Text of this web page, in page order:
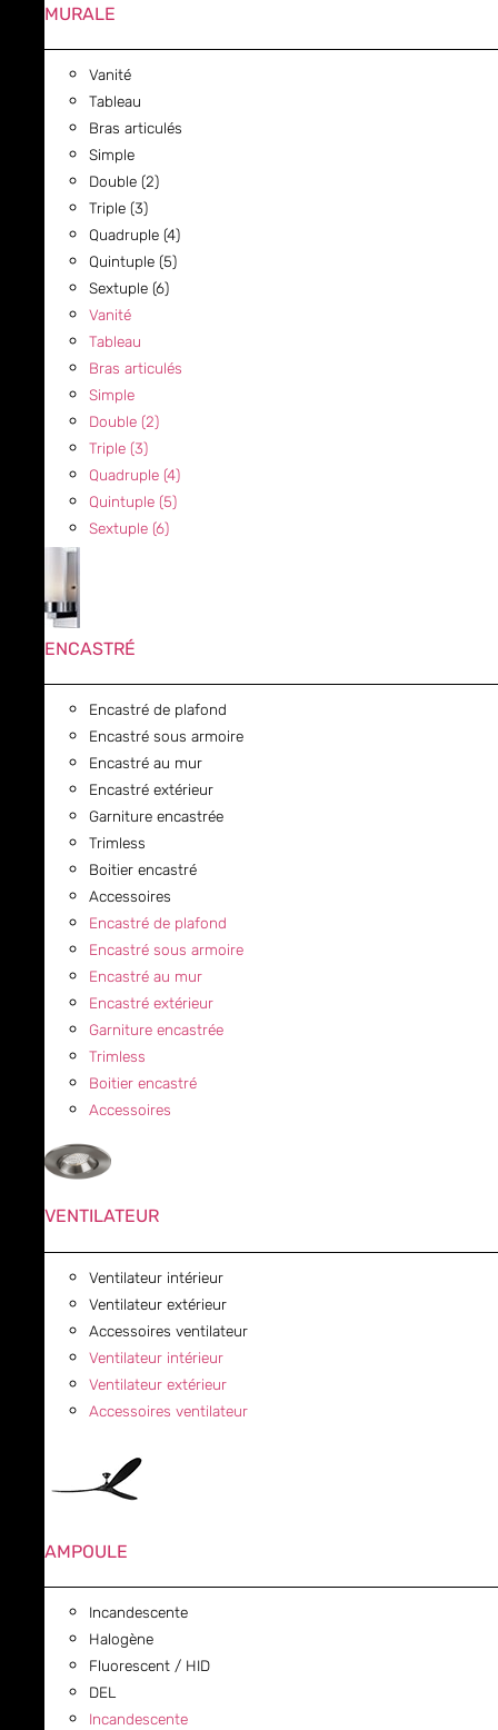
MURALE
Vanité
Tableau
Bras articulés
Simple
Double (2)
Triple (3)
Quadruple (4)
Quintuple (5)
Sextuple (6)
Vanité
Tableau
Bras articulés
Simple
Double (2)
Triple (3)
Quadruple (4)
Quintuple (5)
Sextuple (6)
ENCASTRÉ
Encastré de plafond
Encastré sous armoire
Encastré au mur
Encastré extérieur
Garniture encastrée
Trimless
Boitier encastré
Accessoires
Encastré de plafond
Encastré sous armoire
Encastré au mur
Encastré extérieur
Garniture encastrée
Trimless
Boitier encastré
Accessoires
VENTILATEUR
Ventilateur intérieur
Ventilateur extérieur
Accessoires ventilateur
Ventilateur intérieur
Ventilateur extérieur
Accessoires ventilateur
AMPOULE
Incandescente
Halogène
Fluorescent / HID
DEL
Incandescente